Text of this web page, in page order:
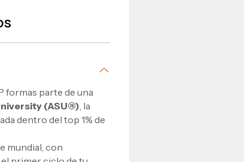
formas parte de una
(ASU®), la
dentro del top 1% de
mundial, con